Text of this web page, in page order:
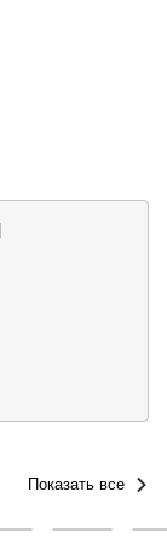
Показать все